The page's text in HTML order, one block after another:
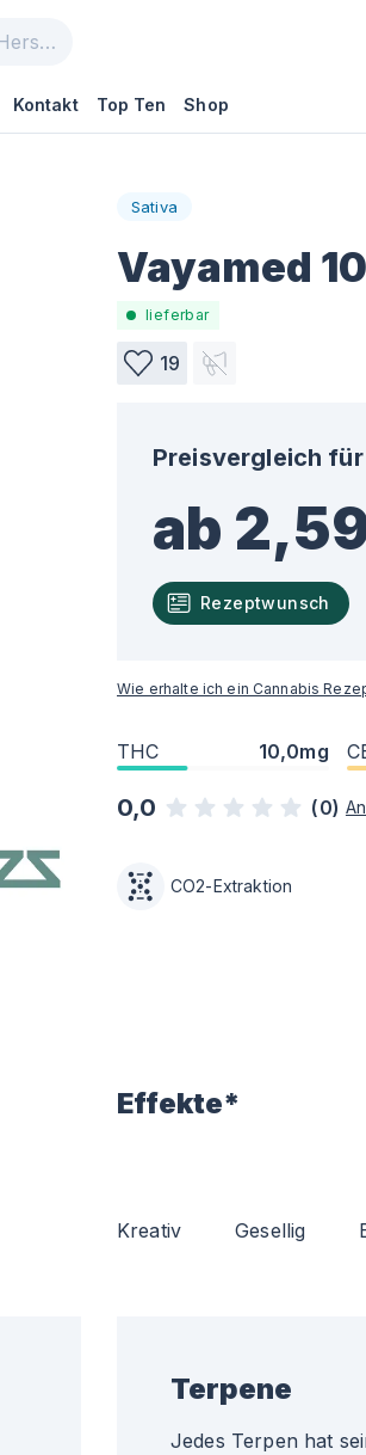
Kontakt Top Ten Shop
Sativa
Vayamed
lieferbar
19
Preisvergleich für
ab
Rezeptwunsch
Wie erhalte ich ein Cannabis
THC 10,0mg
0,0 (0)
CO2-Extraktion
Effekte*
Kreativ Gesellig
Terpene
Jedes Terpen hat